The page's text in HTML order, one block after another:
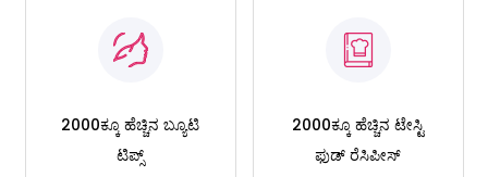
2000ಕ್ಕೂ ಹೆಚ್ಚಿನ ಬ್ಯೂಟಿ
ಟಿಪ್ಸ್
2000ಕ್ಕೂ ಹೆಚ್ಚಿನ ಟೇಸ್ಟಿ
ಫುಡ್ ರೆಸಿಪೀಸ್